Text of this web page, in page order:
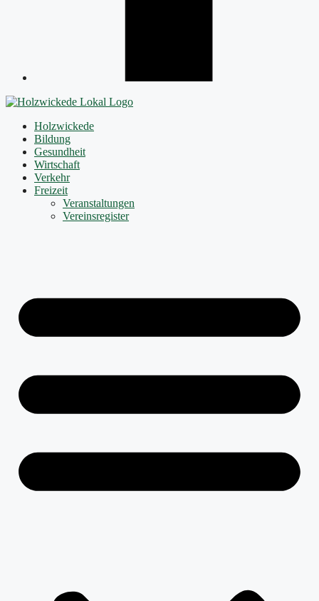
Holzwickede
Bildung
Gesundheit
Wirtschaft
Verkehr
Freizeit
Veranstaltungen
Vereinsregister